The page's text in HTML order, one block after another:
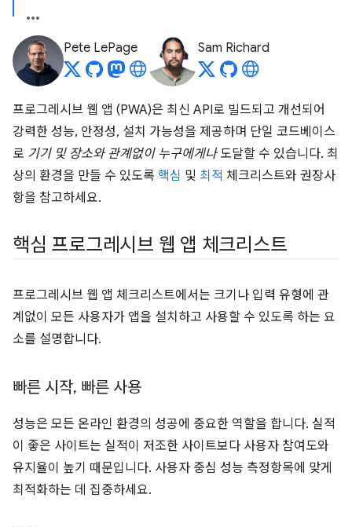
Pete LePage Sam Richard
프로그레시브 웹 앱 (PWA)은 최신 API로 빌드되고 개선되어
강력한 성능, 안정성, 설치 가능성을 제공하며 단일 코드베이스
로 기기 및 장소와 관계없이 누구에게나도달할 수 있습니다. 최
상의 환경을 만들 수 있도록 핵심 및 최적 체크리스트와 권장사
항을 참고하세요.
핵심 프로그레시브 웹 앱 체크리스트
프로그레시브 웹 앱 체크리스트에서는 크기나 입력 유형에 관
계없이 모든 사용자가 앱을 설치하고 사용할 수 있도록 하는 요
소를 설명합니다.
빠른 시작, 빠른 사용
성능은 모든 온라인 환경의 성공에 중요한 역할을 합니다. 실적
이 좋은 사이트는 실적이 저조한 사이트보다 사용자 참여도와
유지율이 높기 때문입니다. 사용자 중심 성능 측정항목에 맞게
최적화하는 데 집중하세요.